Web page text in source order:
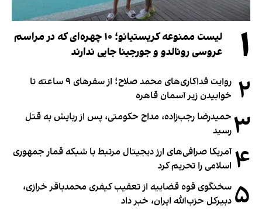
۱
لیست ممنوعه کریستیانو؛ ۱۰ چهره‌ای که در مراسم
عروسی رونالدو و جورجینا جایی ندارند
۲
روایت فداکاری‌های محمد صلاح؛ از سفرهای ۹ ساعته تا
خوابیدن زیر آسمان قاهره
۳ حمیدرضا رجب‌زاده، مداح حکومتی، پس از ربایش به قتل
رسید
۴ آمریکا صرافی‌های ارز دیجیتال مرتبط با شبکه قمار جمهوری
اسلامی را تحریم کرد
۵ سخنگوی قوه قضاییه از تعقیب کیفری محمدباقر خرازی،
دبیر‌کل حزب‌الله ایران، خبر داد